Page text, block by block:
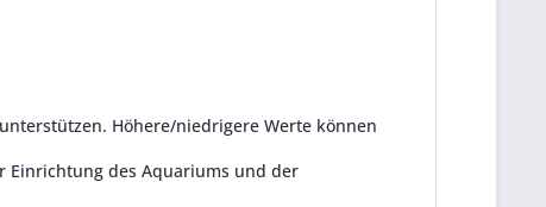
Höhere/niedrigere Werte können
Einrichtung des Aquariums und der